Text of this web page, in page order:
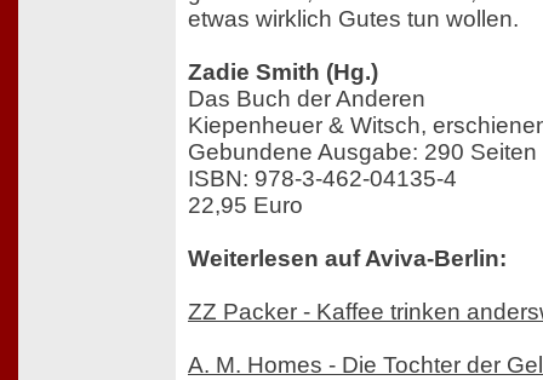
etwas wirklich Gutes tun wollen.
Zadie Smith (Hg.)
Das Buch der Anderen
Kiepenheuer & Witsch,
Gebundene Ausgabe: 290 Seiten
ISBN: 978-3-462-04135-4
22,95 Euro
Weiterlesen auf Aviva-Berlin:
ZZ Packer - Kaffee trinken
A. M. Homes - Die Tochter der